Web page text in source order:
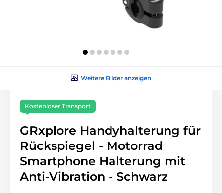
Weitere Bilder anzeigen
Kostenloser Transport
GRxplore Handyhalterung für
Rückspiegel - Motorrad
Smartphone Halterung mit
Anti-Vibration - Schwarz